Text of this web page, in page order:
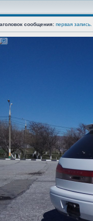
сообщения: первая